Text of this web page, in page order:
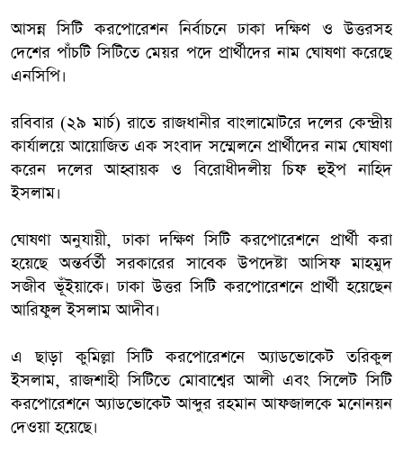
আসন্ন সিটি করপোরেশন নির্বাচনে ঢাকা দক্ষিণ ও উত্তরসহ
দেশের পাঁচটি সিটিতে মেয়র পদে প্রার্থীদের নাম ঘোষণা করেছে
এনসিপি।
রবিবার (২৯ মার্চ) রাতে রাজধানীর বাংলামোটরে দলের কেন্দ্রীয়
কার্যালয়ে আয়োজিত এক সংবাদ সম্মেলনে প্রার্থীদের নাম ঘোষণা
করেন দলের আহ্বায়ক ও বিরোধীদলীয় চিফ হুইপ নাহিদ
ইসলাম।
ঘোষণা অনুযায়ী, ঢাকা দক্ষিণ সিটি করপোরেশনে প্রার্থী করা
হয়েছে অন্তর্বর্তী সরকারের সাবেক উপদেষ্টা আসিফ মাহমুদ
সজীব ভূঁইয়াকে। ঢাকা উত্তর সিটি করপোরেশনে প্রার্থী হয়েছেন
আরিফুল ইসলাম আদীব।
এ ছাড়া কুমিল্লা সিটি করপোরেশনে অ্যাডভোকেট তরিকুল
ইসলাম, রাজশাহী সিটিতে মোবাশ্বের আলী এবং সিলেট সিটি
করপোরেশনে অ্যাডভোকেট আব্দুর রহমান আফজালকে মনোনয়ন
দেওয়া হয়েছে।